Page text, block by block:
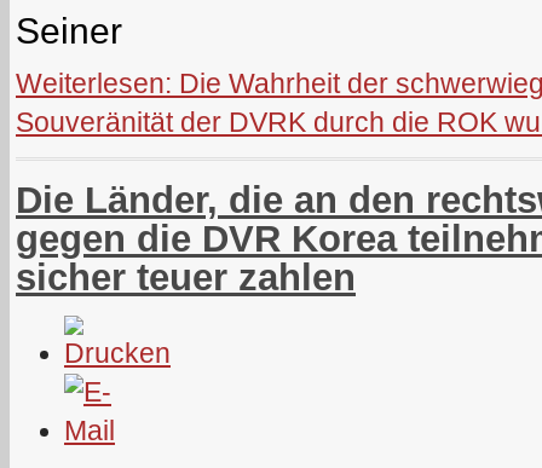
Seiner
Weiterlesen: Die Wahrheit der
Souveränität der DVRK durch die ROK
Die Länder, die an den
gegen die DVR Korea
sicher teuer zahlen